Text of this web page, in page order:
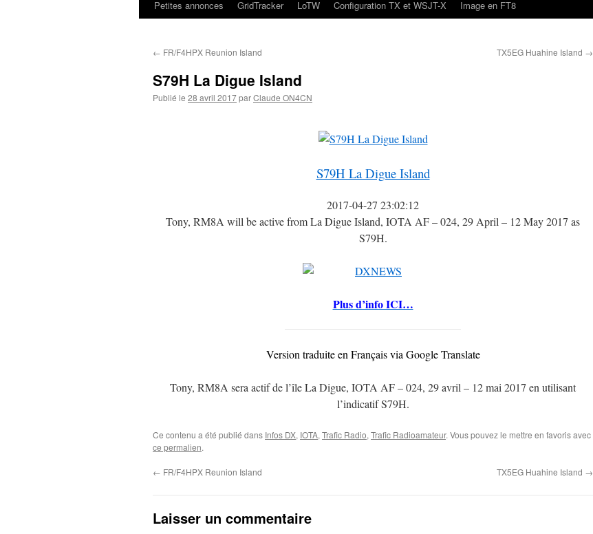
Petites annonces
GridTracker LoTW Configuration TX et WSJT-X Image en FT8
← FR/F4HPX Reunion Island TX5EG Huahine Island →
S79H La Digue Island
Publié le 28 avril 2017parClaude ON4CN
S79H La Digue Island
2017-04-27 23:02:12
Tony, RM8A will be active from La Digue Island, IOTA AF – 024, 29 April – 12 May 2017 as
S79H.
Plus d’info ICI…
Version traduite en Français via Google Translate
Tony, RM8A sera actif de l’île La Digue, IOTA AF – 024, 29 avril – 12 mai 2017 en utilisant
l’indicatif S79H.
Ce contenu a été publié dans Infos DX, IOTA, Trafic Radio, Trafic Radioamateur. Vous pouvez le mettre en favoris avec
ce permalien.
← FR/F4HPX Reunion Island TX5EG Huahine Island →
Laisser un commentaire